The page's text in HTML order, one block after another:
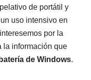
de portátil y
uso intensivo en
por la
la información que
de Windows.